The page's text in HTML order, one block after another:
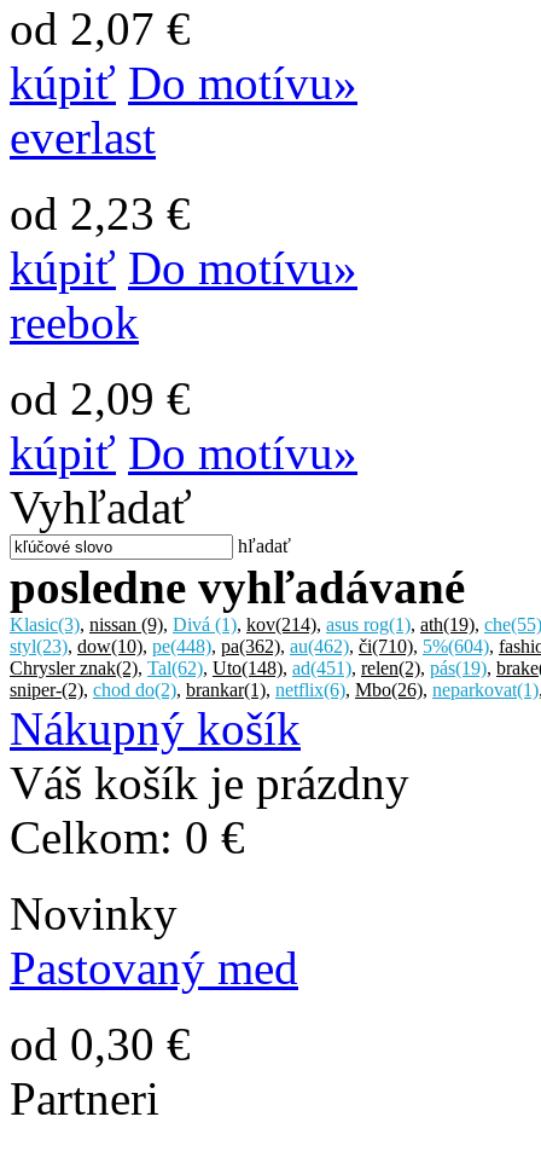
od 2,07 €
kúpiť Do motívu»
everlast
od 2,23 €
kúpiť Do motívu»
reebok
od 2,09 €
kúpiť Do motívu»
Vyhľadať
hľadať
posledne vyhľadávané
Klasic(3), nissan (9), Divá (1), kov(214), asus rog(1), ath(19), che(55)
styl(23), dow(10), pe(448), pa(362), au(462), či(710), 5%(604),
Chrysler znak(2), Tal(62), Uto(148), ad(451), relen(2), pás(19), brake
sniper-(2), chod do(2), brankar(1), netflix(6), Mbo(26), neparkovat(1)
Nákupný košík
Váš košík je prázdny
Celkom: 0 €
Novinky
Pastovaný med
od 0,30 €
Partneri